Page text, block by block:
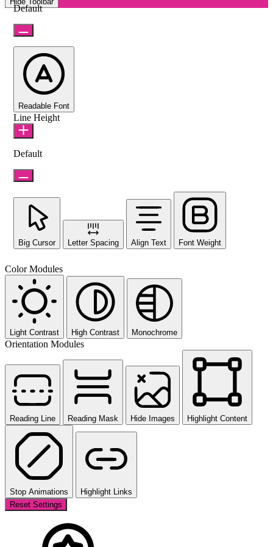
Default
Readable Font
Line Height
Default
Big Cursor Letter Spacing Align Text Font Weight
Color Modules
Light Contrast High Contrast Monochrome
Orientation Modules
Reading Line Reading Mask Hide Images Highlight Content
Stop Animations
Highlight Links
Reset Settings